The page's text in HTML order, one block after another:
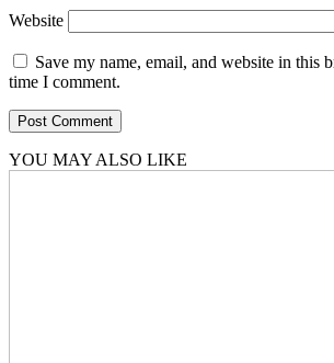
Website
Save my name, email, and website in this
time I comment.
YOU MAY ALSO LIKE